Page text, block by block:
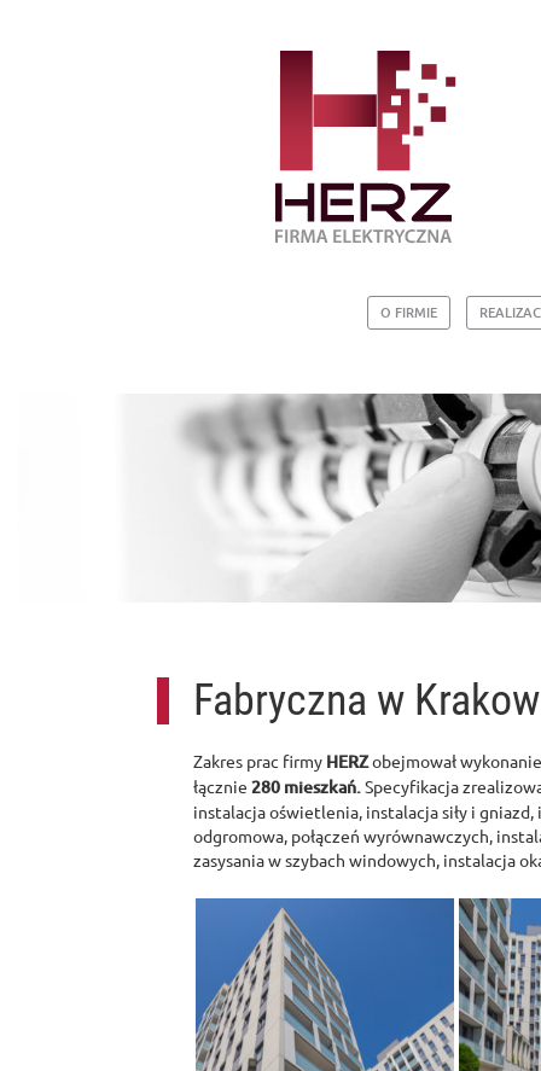
O FIRMIE
Fabryczna w
Zakres prac firmy HERZobejmował
łącznie 280 mieszkań.Specyfikacja
instalacja oświetlenia, instalacja siły i
odgromowa, połączeń wyrównawczych,
zasysania w szybach windowych, instalacja